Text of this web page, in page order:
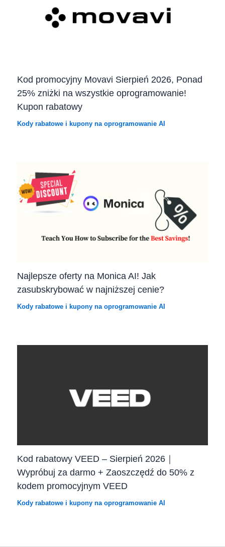
Kod promocyjny Movavi Sierpień 2026, Ponad
25% zniżki na wszystkie oprogramowanie!
Kupon rabatowy
Kody rabatowe i kupony na oprogramowanie AI
Najlepsze oferty na Monica AI! Jak
zasubskrybować w najniższej cenie?
Kody rabatowe i kupony na oprogramowanie AI
Kod rabatowy VEED – Sierpień 2026｜
Wypróbuj za darmo + Zaoszczędź do 50% z
kodem promocyjnym VEED
Kody rabatowe i kupony na oprogramowanie AI